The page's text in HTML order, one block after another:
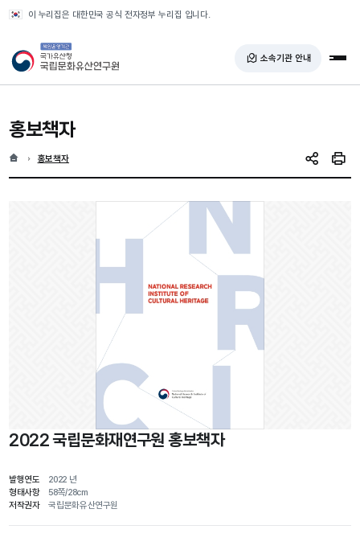
이 누리집은 대한민국 공식 전자정부 누리집 입니다.
국가유산청 국립문화유산연구원 소속기관 안내 전
홍보책자
홈 현재 위치
홍보책자 SNS 공유인쇄
2022 국립문화재연구원 홍보책자
발행연도
2022 년
형태사항
58쪽/28cm
저작권자
국립문화유산연구원